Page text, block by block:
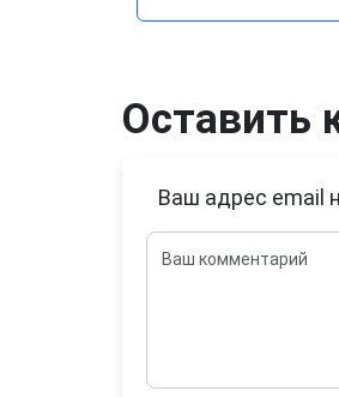
Оставить
Ваш адрес email